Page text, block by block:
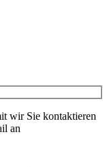
wir Sie kontaktieren
an